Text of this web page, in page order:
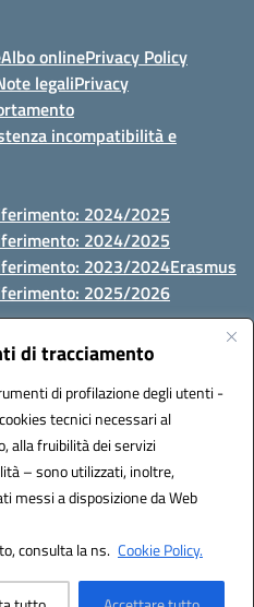
di tracciamento
di profilazione degli utenti -
tecnici necessari al
alla fruibilità dei servizi
– sono utilizzati, inoltre,
messi a disposizione da Web
consulta la ns. Cookie Policy.
Albo onlinePrivacy Policy
legaliPrivacy
incompatibilità e
2024/2025
2024/2025
2023/2024Erasmus
2025/2026
per le palestre
- Tel 079293287 - Fax 0793764116
ssvc010009@pec.istruzione.it
- C.F. Scuole 92073300904
by 3D Solution S.r.l.
by Designers Italia